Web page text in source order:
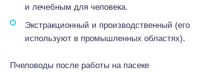
и лечебным для человека.
Экстракционный и производственный (его
используют в промышленных областях).
Пчеловоды после работы на пасеке